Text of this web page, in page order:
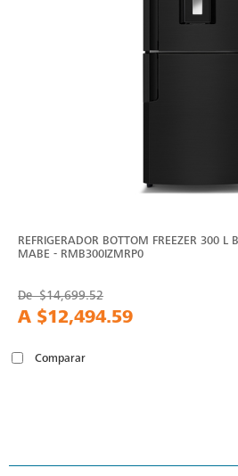
REFRIGERADOR BOTTOM FREEZER 300 L
MABE - RMB300IZMRP0
De$14,699.52
A $12,494.59
Comparar